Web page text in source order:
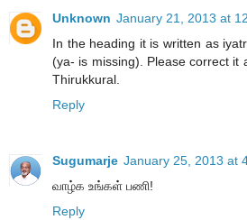
Unknown January 21, 2013 at
In the heading it is written as
(ya- is missing). Please correct it
Thirukkural.
Reply
Sugumarje January 25, 2013 at
வாழ்க உங்கள் பணி!
Reply